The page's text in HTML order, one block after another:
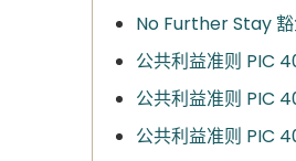
No Further Stay
公共利益准则 PIC
公共利益准则 PIC
公共利益准则 PIC